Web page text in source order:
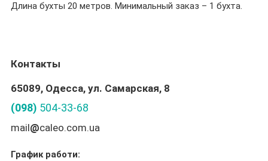
Длина бухты 20 метров. Минимальный заказ – 1 бухта.
Контакты
65089, Одесса, ул. Самарская, 8
(098) 504-33-68
mail@caleo.com.ua
График работи: